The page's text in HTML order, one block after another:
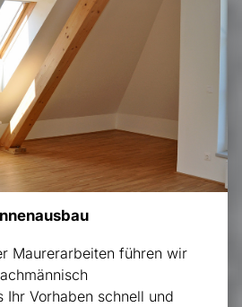
Maurerarbeiten führen wir
Ihr Vorhaben schnell und